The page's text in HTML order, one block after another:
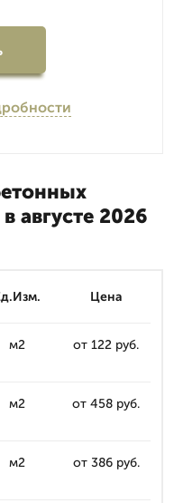
августе 2026
Цена
м2 от 122 руб.
м2 от 458 руб.
м2 от 386 руб.